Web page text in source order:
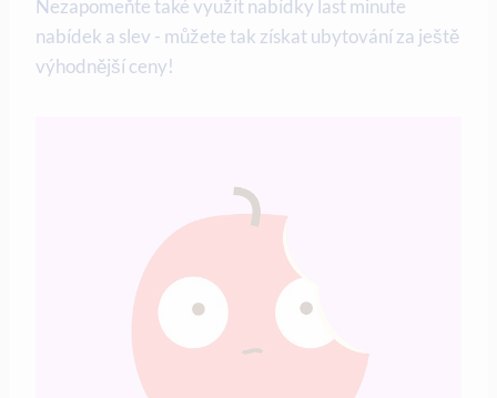
Nezapomeňte ⁤také využít nabídky last⁤ minute
nabídek a slev -⁤ můžete tak získat ubytování za ⁤ještě
‌výhodnější ⁢ceny!